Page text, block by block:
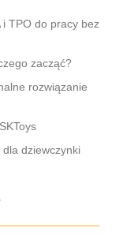
TPO do pracy bez
zacząć?
rozwiązanie
dla dziewczynki